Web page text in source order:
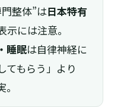
整体”は日本特有
には注意。
睡眠は自律神経に
てもらう」より